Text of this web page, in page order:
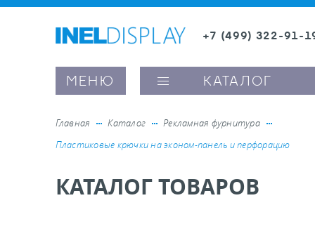
+7 (499) 322-91-
МЕНЮ КАТАЛОГ
Главная Каталог
Рекламная фурнитура
Пластиковые крючки на эконом-панель и перфорацию
КАТАЛОГ ТОВАРОВ